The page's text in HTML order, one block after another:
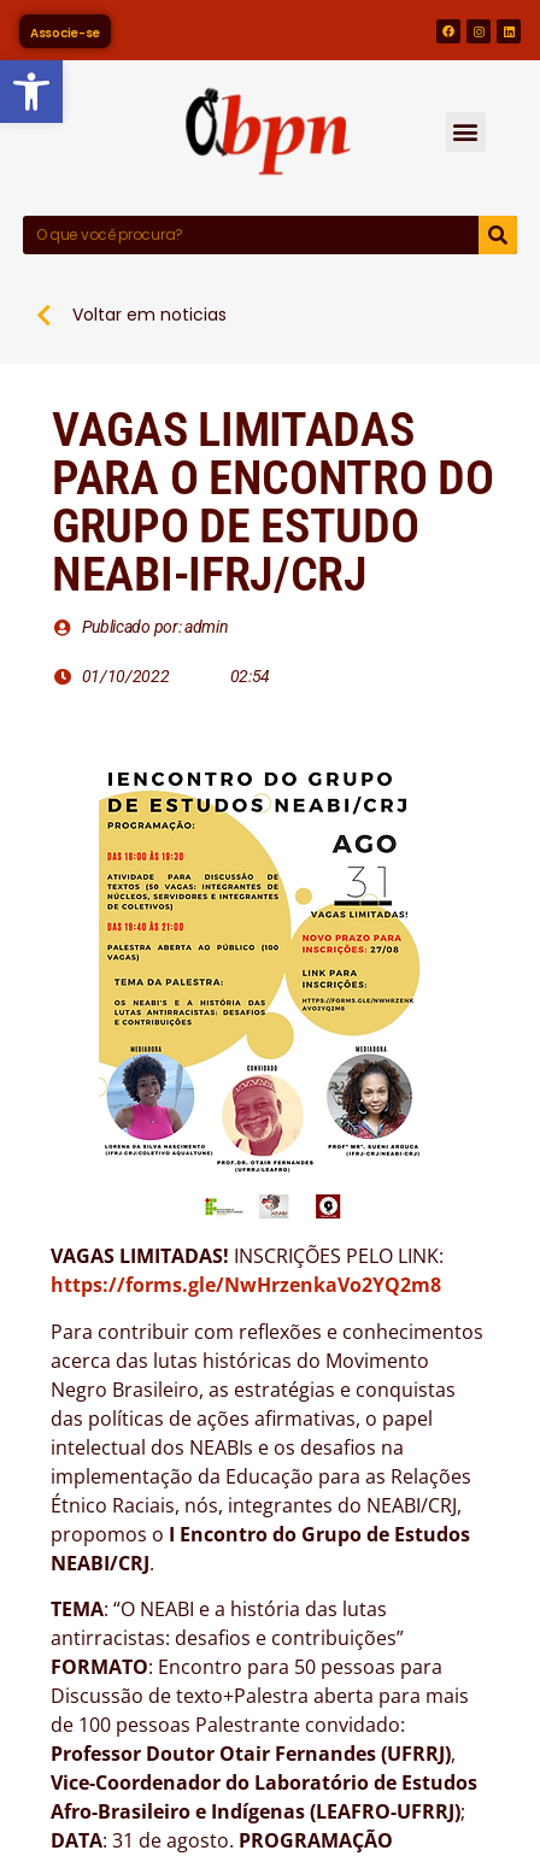
Barra de Ferramentas
Associe-se
Voltar em noticias
VAGAS LIMITADAS
PARA O ENCONTRO DO
GRUPO DE ESTUDO
NEABI-IFRJ/CRJ
Publicado por: admin
01/10/2022 02:54
VAGAS LIMITADAS! INSCRIÇÕES PELO LINK:
https://forms.gle/NwHrzenkaVo2YQ2m8
Para contribuir com reflexões e conhecimentos
acerca das lutas históricas do Movimento
Negro Brasileiro, as estratégias e conquistas
das políticas de ações afirmativas, o papel
intelectual dos NEABIs e os desafios na
implementação da Educação para as Relações
Étnico Raciais, nós, integrantes do NEABI/CRJ,
propomos o I Encontro do Grupo de Estudos
NEABI/CRJ.
TEMA: “O NEABI e a história das lutas
antirracistas: desafios e contribuições”
FORMATO: Encontro para 50 pessoas para
Discussão de texto+Palestra aberta para mais
de 100 pessoas Palestrante convidado:
Professor Doutor Otair Fernandes (UFRRJ),
Vice-Coordenador do Laboratório de Estudos
Afro-Brasileiro e Indígenas (LEAFRO-UFRRJ);
DATA: 31 de agosto. PROGRAMAÇÃO